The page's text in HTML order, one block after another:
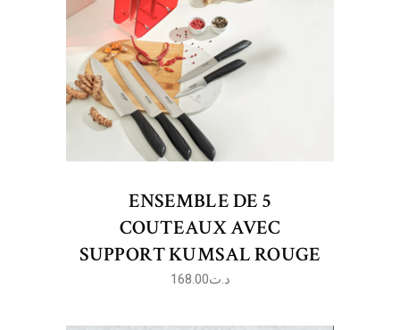
ENSEMBLE DE 5
COUTEAUX AVEC
SUPPORT KUMSAL ROUGE
د.ت168.00